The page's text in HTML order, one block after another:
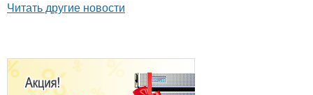
Читать другие новости